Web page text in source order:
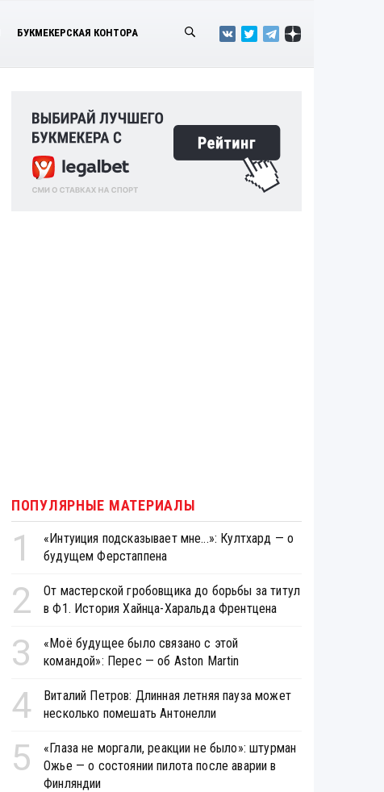
БУКМЕКЕРСКАЯ КОНТОРА
ПОПУЛЯРНЫЕ МАТЕРИАЛЫ
1
«Интуиция подсказывает мне...»: Култхард — о
будущем Ферстаппена
2
От мастерской гробовщика до борьбы за титул
в Ф1. История Хайнца-Харальда Френтцена
3
«Моё будущее было связано с этой
командой»: Перес — об Aston Martin
4
Виталий Петров: Длинная летняя пауза может
несколько помешать Антонелли
5
«Глаза не моргали, реакции не было»: штурман
Ожье — о состоянии пилота после аварии в
Финляндии